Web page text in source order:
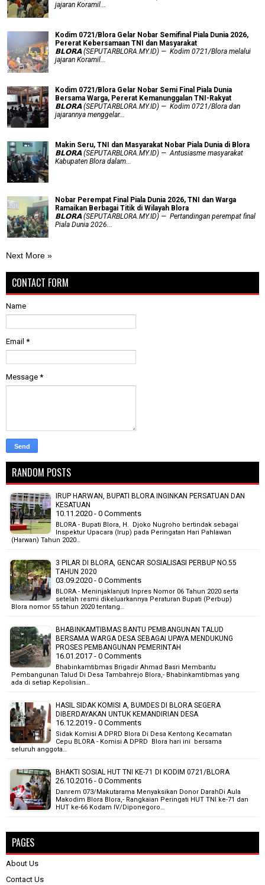
jajaran Koramil...
Kodim 0721/Blora Gelar Nobar Semifinal Piala Dunia 2026,
Pererat Kebersamaan TNI dan Masyarakat
𝗕𝗟𝗢𝗥𝗔 (SEPUTARBLORA.MY.ID) — Kodim 0721/Blora melalui
jajaran Koramil...
Kodim 0721/Blora Gelar Nobar Semi Final Piala Dunia
Bersama Warga, Pererat Kemanunggalan TNI-Rakyat
𝗕𝗟𝗢𝗥𝗔 (SEPUTARBLORA.MY.ID) — Kodim 0721/Blora dan
jajarannya menggelar...
Makin Seru, TNI dan Masyarakat Nobar Piala Dunia di Blora
𝗕𝗟𝗢𝗥𝗔 (SEPUTARBLORA.MY.ID) — Antusiasme masyarakat
Kabupaten Blora dalam...
Nobar Perempat Final Piala Dunia 2026, TNI dan Warga
Ramaikan Berbagai Titik di Wilayah Blora
𝗕𝗟𝗢𝗥𝗔 (SEPUTARBLORA.MY.ID) — Pertandingan perempat final
Piala Dunia 2026...
Next More »
CONTACT FORM
Name
Email *
Message *
RANDOM POSTS
IRUP HARWAN, BUPATI BLORA INGINKAN PERSATUAN DAN
KESATUAN
10.11.2020 - 0 Comments
BLORA - Bupati Blora, H. Djoko Nugroho bertindak sebagai
Inspektur Upacara (Irup) pada Peringatan Hari Pahlawan
(Harwan) Tahun 2020…
3 PILAR DI BLORA, GENCAR SOSIALISASI PERBUP NO.55
TAHUN 2020
03.09.2020 - 0 Comments
BLORA - Meninjaklanjuti Inpres Nomor 06 Tahun 2020 serta
setelah resmi dikeluarkannya Peraturan Bupati (Perbup)
Blora nomor 55 tahun 2020 tentang…
BHABINKAMTIBMAS BANTU PEMBANGUNAN TALUD
BERSAMA WARGA DESA SEBAGAI UPAYA MENDUKUNG
PROSES PEMBANGUNAN PEMERINTAH
16.01.2017 - 0 Comments
Bhabinkamtibmas Brigadir Ahmad Basri Membantu
Pembangunan Talud Di Desa Tambahrejo Blora,- Bhabinkamtibmas yang
ada di setiap Kepolisian…
HASIL SIDAK KOMISI A, BUMDES DI BLORA SEGERA
DIBERDAYAKAN UNTUK KEMANDIRIAN DESA
16.12.2019 - 0 Comments
Sidak Komisi A DPRD Blora Di Desa Kentong Kecamatan
Cepu BLORA - Komisi A DPRD Blora hari ini bersama
seluruh anggota…
BHAKTI SOSIAL HUT TNI KE-71 DI KODIM 0721/BLORA
26.10.2016 - 0 Comments
Danrem 073/Makutarama Menyaksikan Donor DarahDi Aula
Makodim Blora Blora,- Rangkaian Peringati HUT TNI ke-71 dan
HUT ke-66 Kodam IV/Diponegoro…
PAGES
About Us
Contact Us